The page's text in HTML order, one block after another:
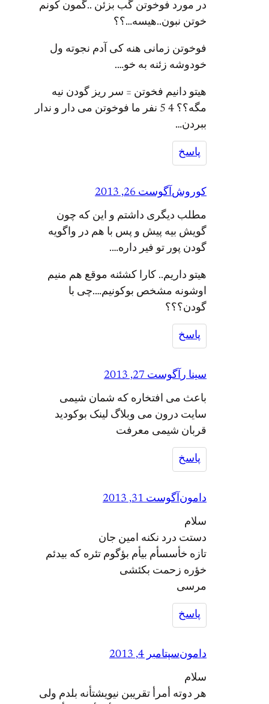
در مورد فوخوتن گب بزئن ..گمون کونم
خوتن نبون..هیسه…؟؟
فوخوتن زمانی هنه کی آدم نجوته ول
خودوشه زئنه به خو….
هیتو دانیم فخوتن = سر ریز گودن نیه
مگه؟؟ 4 5 نفر ما فوخوتن می دار و ندار
ببردن…
پاسخ
کوروشآگوست 26, 2013
مطلب دیگری داشتم و این که چون
گویش بیه پیش و پس با هم در واگویه
گودن پور تو فیر داره….
هیتو داریم.. کارا کشئنه موقع هم منیم
اوشونه مشخص بوکونیم….چی با
گودن؟؟؟
پاسخ
سینا ر آگوست 27, 2013
باعث می افتخاره که شمان شیمی
سایت درون می وبلاگ لینک بوکودید
قربان شیمی معرفت
پاسخ
دامونآگوست 31, 2013
سلام
دستت درد نکنه امین جان
تازه خأسسأم بیأم بؤگوم تئره که بیدئم
خؤره زحمت بکئشی
مرسی
پاسخ
دامونسپتامبر 4, 2013
سلام
هر دوته أمرأ تقریبن نیویشتأنه بلدم ولی